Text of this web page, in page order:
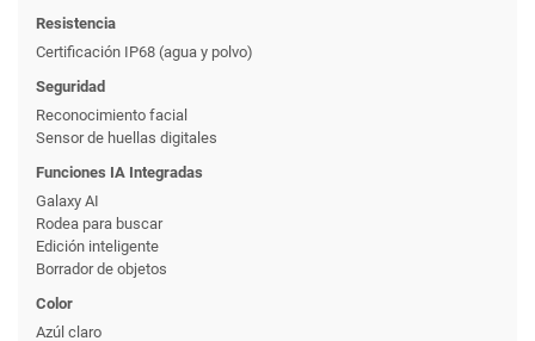
Resistencia
Certificación IP68 (agua y polvo)
Seguridad
Reconocimiento facial
Sensor de huellas digitales
Funciones IA Integradas
Galaxy AI
Rodea para buscar
Edición inteligente
Borrador de objetos
Color
Azúl claro